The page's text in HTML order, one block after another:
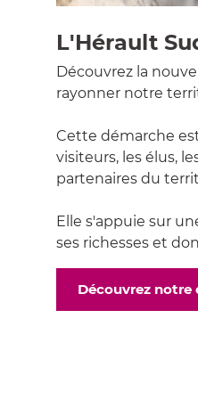
L'Hérault
Découvrez la
rayonner notre
Cette démarche
visiteurs, les élus,
partenaires du
Elle s'appuie sur
ses richesses et
Découvrez notre